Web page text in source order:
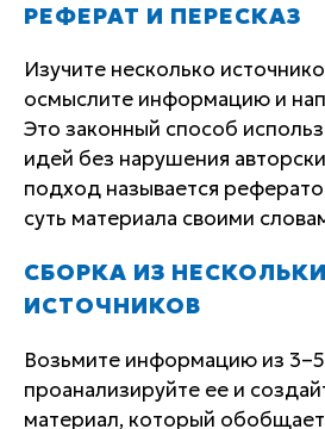
РЕФЕРАТ И ПЕРЕСКАЗ
Изучите несколько
осмыслите информацию и
Это законный способ
идей без нарушения
подход называется
суть материала своими
СБОРКА ИЗ
ИСТОЧНИКОВ
Возьмите информацию из
проанализируйте ее и
материал, который